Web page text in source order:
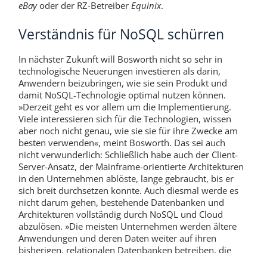
eBayoder der RZ-Betreiber Equinix.
Verständnis für NoSQL schürren
In nächster Zukunft will Bosworth nicht so sehr in
technologische Neuerungen investieren als darin,
Anwendern beizubringen, wie sie sein Produkt und
damit NoSQL-Technologie optimal nutzen können.
»Derzeit geht es vor allem um die Implementierung.
Viele interessieren sich für die Technologien, wissen
aber noch nicht genau, wie sie sie für ihre Zwecke am
besten verwenden«, meint Bosworth. Das sei auch
nicht verwunderlich: Schließlich habe auch der Client-
Server-Ansatz, der Mainframe-orientierte Architekturen
in den Unternehmen ablöste, lange gebraucht, bis er
sich breit durchsetzen konnte. Auch diesmal werde es
nicht darum gehen, bestehende Datenbanken und
Architekturen vollständig durch NoSQL und Cloud
abzulösen. »Die meisten Unternehmen werden ältere
Anwendungen und deren Daten weiter auf ihren
bisherigen, relationalen Datenbanken betreiben, die